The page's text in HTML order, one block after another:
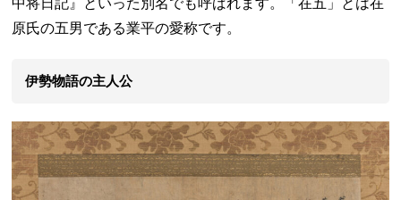
中将日記』といった別名でも呼ばれます。「在五」とは在
原氏の五男である業平の愛称です。
伊勢物語の主人公